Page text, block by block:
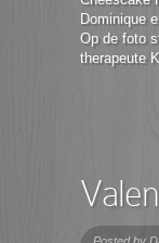
Dominique
Op de foto
therapeute